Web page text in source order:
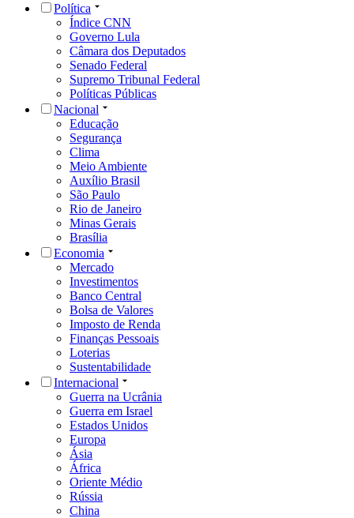
Política
Índice CNN
Governo Lula
Câmara dos Deputados
Senado Federal
Supremo Tribunal Federal
Políticas Públicas
Nacional
Educação
Segurança
Clima
Meio Ambiente
Auxílio Brasil
São Paulo
Rio de Janeiro
Minas Gerais
Brasília
Economia
Mercado
Investimentos
Banco Central
Bolsa de Valores
Imposto de Renda
Finanças Pessoais
Loterias
Sustentabilidade
Internacional
Guerra na Ucrânia
Guerra em Israel
Estados Unidos
Europa
Ásia
África
Oriente Médio
Rússia
China